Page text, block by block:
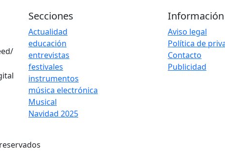
Secciones
Actualidad
educación
entrevistas
festivales
instrumentos
música electrónica
Musical
Navidad 2025
Información
Aviso legal
Política de
Contacto
Publicidad